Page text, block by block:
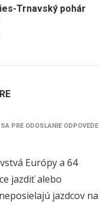
Trnavský pohár
Európy a 64
jazdiť alebo
jazdcov na
PRE ODOSLANIE ODPOVEDE